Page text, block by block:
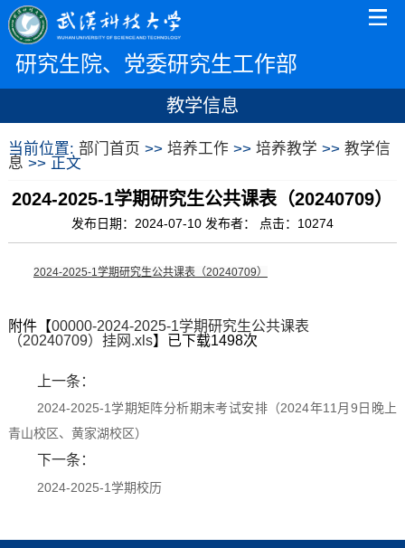
研究生院、党委研究生工作部
教学信息
当前位置: 部门首页 >> 培养工作 >> 培养教学 >> 教学信
息 >> 正文
2024-2025-1学期研究生公共课表（20240709）
发布日期：2024-07-10 发布者： 点击： 10274
2024-2025-1学期研究生公共课表（20240709）
附件【00000-2024-2025-1学期研究生公共课表
（20240709）挂网.xls】已下载1498次
上一条：
2024-2025-1学期矩阵分析期末考试安排（2024年11月9日晚上
青山校区、黄家湖校区）
下一条：
2024-2025-1学期校历